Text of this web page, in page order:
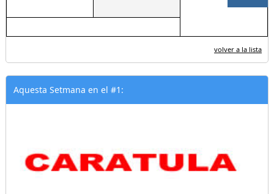
volver a la lista
Aquesta Setmana en el #1: